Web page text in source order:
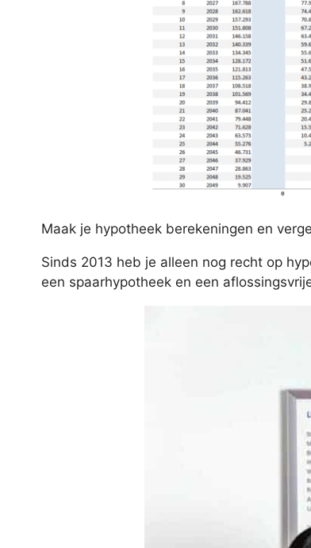
Maak je hypotheek berekeningen en
Sinds 2013 heb je alleen nog recht op
een spaarhypotheek en een